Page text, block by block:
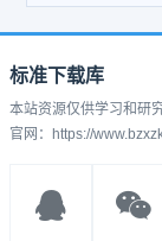
标准下载库
本站资源仅供学习和研
官网：https://